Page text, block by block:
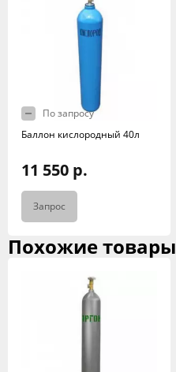
По запросу
Баллон кислородный 40л
11 550 р.
Запрос
Похожие товары